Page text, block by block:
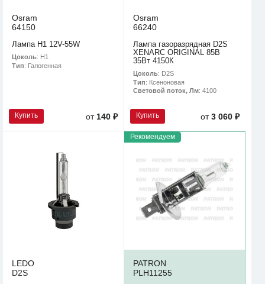
Osram
64150
Лампа H1 12V-55W
Цоколь: H1
Тип: Галогенная
Купить от140 ₽
Osram
66240
Лампа газоразрядная D2S
XENARC ORIGINAL 85В
35Вт 4150К
Цоколь: D2S
Тип: Ксеноновая
Световой поток, Лм: 4100
Купить от3 060 ₽
LEDO
D2S
Рекомендуем
PATRON
PLH11255